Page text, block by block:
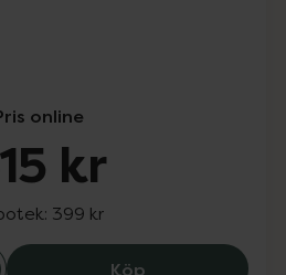
online
kr
399 kr
KöpDr. Ceuracle